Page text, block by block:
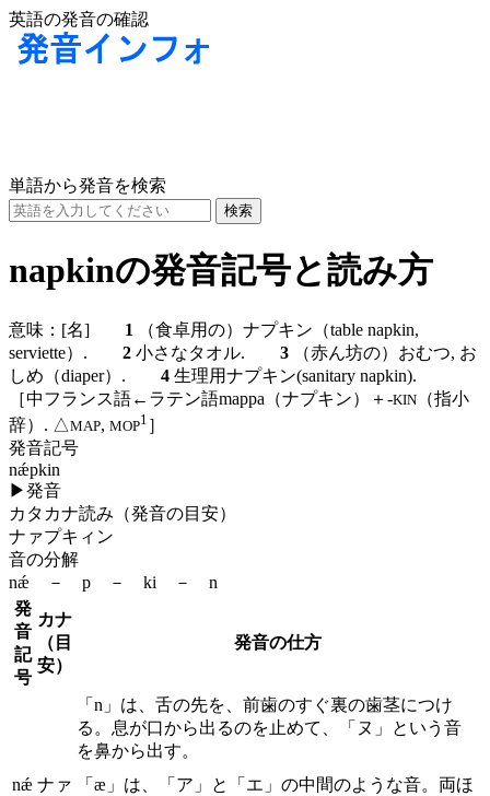
英語の発音の確認
単語から発音を検索
napkinの発音記号と読み方
意味： [名] 1
（食卓用の）ナプキン（table napkin,
serviette）. 2 小さなタオル. 3 （赤ん坊の）おむつ, お
しめ（diaper）. 4 生理用ナプキン(sanitary napkin).
［中フランス語←ラテン語mappa（ナプキン）＋-KIN （指小
辞）. △MAP, MOP1 ］
発音記号
nǽpkin
▶発音
カタカナ読み（発音の目安）
ナァプキィン
音の分解
nǽ － p － ki － n
発
音
記
号
カナ
（目
安）
発音の仕方
nǽ ナァ
「n」は、舌の先を、前歯のすぐ裏の歯茎につけ
る。息が口から出るのを止めて、「ヌ」という音
を鼻から出す。
「æ」は、「ア」と「エ」の中間のような音。両ほ